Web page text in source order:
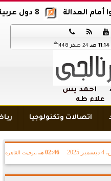
8 دول عربية وإسلامية تدين اقتحام المسجد الأقصى



11:14 صـ 24 صفر 1448 هـ
أحمد يس
علاء طه
اتصالات وتكنولوجيا
02:46 مـ بتوقيت القاهرة